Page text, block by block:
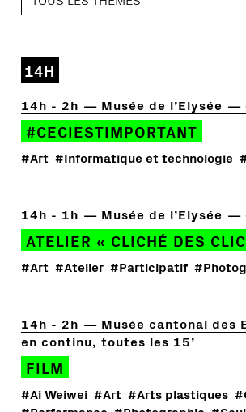
14H
14h - 2h Musée de l’Elysée
#CECIESTIMPORTANT
#Art #Informatique et technologie
14h - 1h Musée de l’Elysée
ATELIER « CLICHÉ DES
#Art #Atelier #Participatif
14h - 2h
Musée cantonal des
en continu, toutes les 15’
FILM
#Ai Weiwei #Art #Arts plastiques